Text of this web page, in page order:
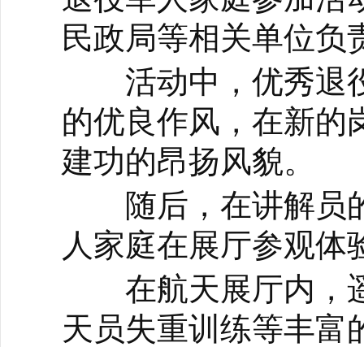
民政局等相关单位负
活动中，优秀退役
的优良作风，在新的
建功的昂扬风貌。
随后，在讲解员的
人家庭在展厅参观体
在航天展厅内，遥
天员失重训练等丰富